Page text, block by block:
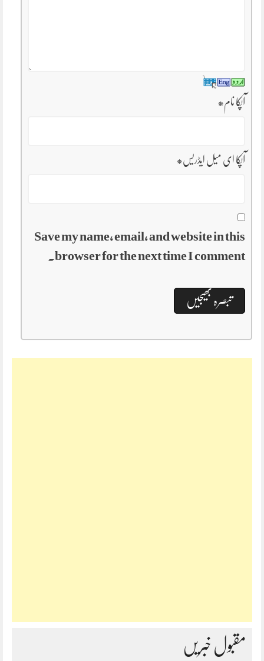
آپکا نام*
آپکا ای میل ایڈریس*
Save my name, email, and website in this
browser for the next time I comment.
مقبول خبریں